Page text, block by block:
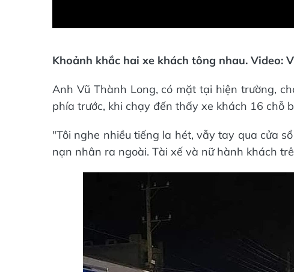
Khoảnh khắc hai xe khách tông nhau. Video:
Anh Vũ Thành Long, có mặt tại hiện trường,
phía trước, khi chạy đến thấy xe khách 16 chỗ
"Tôi nghe nhiều tiếng la hét, vẫy tay qua cửa
nạn nhân ra ngoài. Tài xế và nữ hành khách